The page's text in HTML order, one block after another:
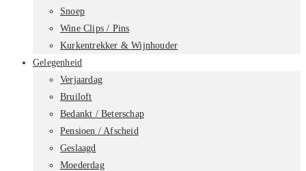
Snoep
Wine Clips / Pins
Kurkentrekker & Wijnhouder
Gelegenheid
Verjaardag
Bruiloft
Bedankt / Beterschap
Pensioen / Afscheid
Geslaagd
Moederdag